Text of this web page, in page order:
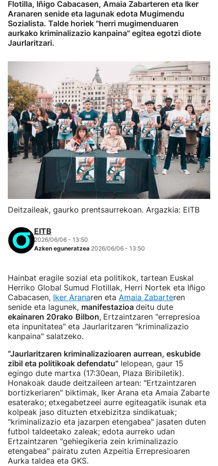
Flotilla, Iñigo Cabacasen, Amaia Zabarteren eta Iker
Aranaren senide eta lagunak edota Mugimendu
Sozialista. Talde horiek "herri mugimenduaren
aurkako kriminalizazio kanpaina" egitea egotzi diote
Jaurlaritzari.
Deitzaileak, gaurko prentsaurrekoan. Argazkia: EITB
EITB
2026/06/06 - 13:50
Azken eguneratzea 2026/06/06 - 13:50
Hainbat eragile sozial eta politikok, tartean Euskal
Herriko Global Sumud Flotillak, Herri Nortek eta Iñigo
Cabacasen, Iker Aranaren eta Amaia Zabarteren
senide eta lagunek, manifestazioa deitu dute
ekainaren 20rako Bilbon, Ertzaintzaren "errepresioa
eta inpunitatea" eta Jaurlaritzaren "kriminalizazio
kanpaina" salatzeko.
“Jaurlaritzaren kriminalizazioaren aurrean, eskubide
zibil eta politikoak defendatu” lelopean, gaur 15
egingo dute martxa (17:30ean, Plaza Biribiletik).
Honakoak daude deitzaileen artean: "Ertzaintzaren
bortizkeriaren" biktimak, Iker Arana eta Amaia Zabarte
esaterako; etxegabetzeei aurre egiteagatik isunak eta
kolpeak jaso dituzten etxebizitza sindikatuak;
"kriminalizazio eta jazarpen etengabea" jasaten duten
futbol taldeetako zaleak; edota aurreko udan
Ertzaintzaren "gehiegikeria zein kriminalizazio
etengabea" pairatu zuten Azpeitia Errepresioaren
Aurka taldea eta GKS.